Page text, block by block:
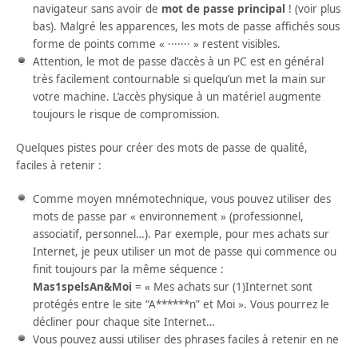
navigateur sans avoir de mot de passe principal ! (voir plus
bas). Malgré les apparences, les mots de passe affichés sous
forme de points comme « ······· » restent visibles.
Attention, le mot de passe d’accès à un PC est en général
très facilement contournable si quelqu’un met la main sur
votre machine. L’accès physique à un matériel augmente
toujours le risque de compromission.
Quelques pistes pour créer des mots de passe de qualité,
faciles à retenir :
Comme moyen mnémotechnique, vous pouvez utiliser des
mots de passe par « environnement » (professionnel,
associatif, personnel…). Par exemple, pour mes achats sur
Internet, je peux utiliser un mot de passe qui commence ou
finit toujours par la même séquence :
Mas1spelsAn&Moi = « Mes achats sur (1)Internet sont
protégés entre le site “A******n” et Moi ». Vous pourrez le
décliner pour chaque site Internet…
Vous pouvez aussi utiliser des phrases faciles à retenir en ne